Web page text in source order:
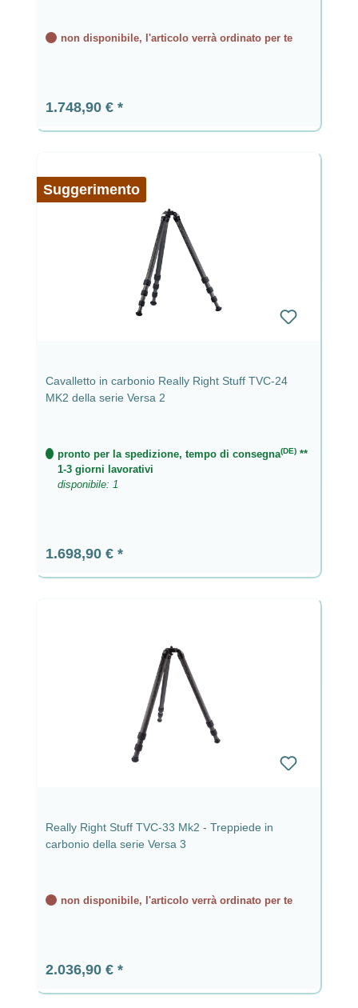
non disponibile, l'articolo verrà ordinato per te
Prezzo normale:
1.748,90 €
Suggerimento
Cavalletto in carbonio Really Right Stuff TVC-24
MK2 della serie Versa 2
pronto per la spedizione, tempo di consegna(DE) **
1-3 giorni lavorativi
disponibile: 1
Prezzo normale:
1.698,90 €
Really Right Stuff TVC-33 Mk2 - Treppiede in
carbonio della serie Versa 3
non disponibile, l'articolo verrà ordinato per te
Prezzo normale:
2.036,90 €